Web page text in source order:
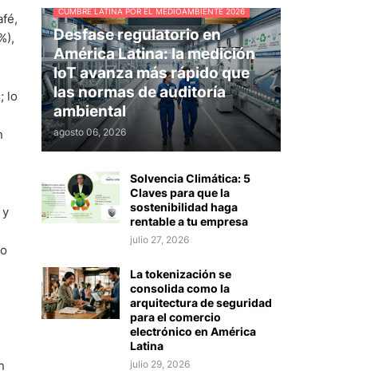
lo
CUMBRE LATINA POR EL MEDIOAMBIENTE 2026
Desfase regulatorio en
América Latina: la medición
IoT avanza más rápido que
las normas de auditoría
ambiental
agosto 06, 2026
Solvencia Climática: 5
Claves para que la
sostenibilidad haga
rentable a tu empresa
julio 27, 2026
La tokenización se
consolida como la
arquitectura de seguridad
para el comercio
electrónico en América
Latina
julio 29, 2026